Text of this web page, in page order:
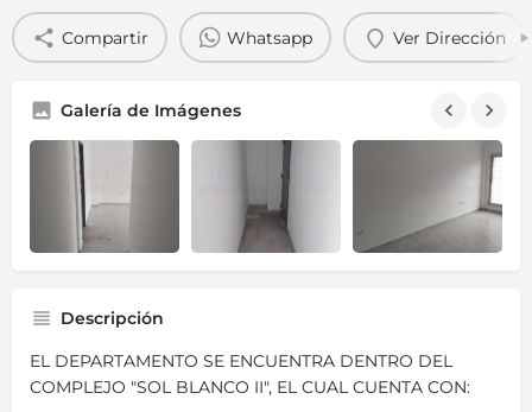
Compartir Whatsapp Ver Dirección
Galería de Imágenes
Descripción
EL DEPARTAMENTO SE ENCUENTRA DENTRO DEL
COMPLEJO "SOL BLANCO II", EL CUAL CUENTA CON: